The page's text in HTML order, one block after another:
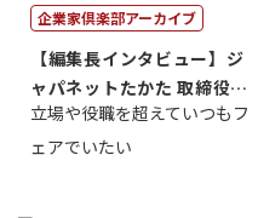
企業家倶楽部アーカイブ
【編集長インタビュー】ジ
ャパネットたかた 取締役副
社長髙田旭...
立場や役職を超えていつもフ
ェアでいたい